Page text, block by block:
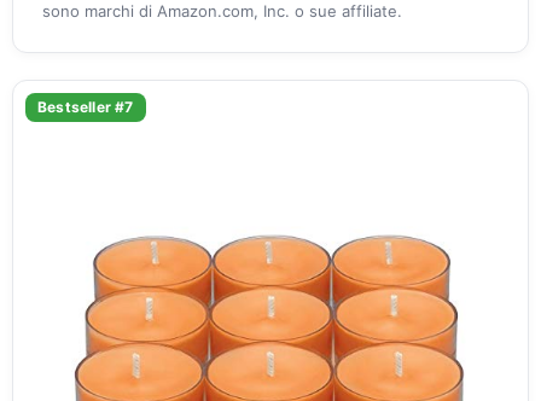
sono marchi di Amazon.com, Inc. o sue affiliate.
Bestseller #7